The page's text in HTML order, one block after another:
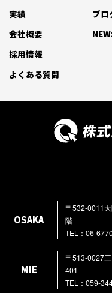
実績
会社概要
採用情報
よくある質問
ブロ
OSAKA
〒532-0011
階
TEL：06-
MIE
〒513-0027
401
TEL：059-